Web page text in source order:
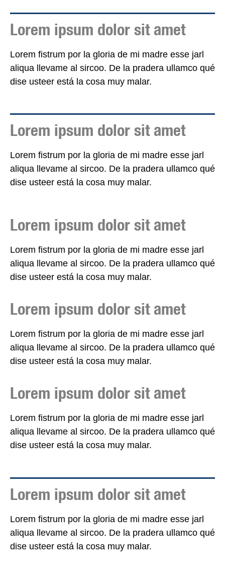
Lorem ipsum dolor sit amet
Lorem fistrum por la gloria de mi madre esse jarl
aliqua llevame al sircoo. De la pradera ullamco qué
dise usteer está la cosa muy malar.
Lorem ipsum dolor sit amet
Lorem fistrum por la gloria de mi madre esse jarl
aliqua llevame al sircoo. De la pradera ullamco qué
dise usteer está la cosa muy malar.
Lorem ipsum dolor sit amet
Lorem fistrum por la gloria de mi madre esse jarl
aliqua llevame al sircoo. De la pradera ullamco qué
dise usteer está la cosa muy malar.
Lorem ipsum dolor sit amet
Lorem fistrum por la gloria de mi madre esse jarl
aliqua llevame al sircoo. De la pradera ullamco qué
dise usteer está la cosa muy malar.
Lorem ipsum dolor sit amet
Lorem fistrum por la gloria de mi madre esse jarl
aliqua llevame al sircoo. De la pradera ullamco qué
dise usteer está la cosa muy malar.
Lorem ipsum dolor sit amet
Lorem fistrum por la gloria de mi madre esse jarl
aliqua llevame al sircoo. De la pradera ullamco qué
dise usteer está la cosa muy malar.